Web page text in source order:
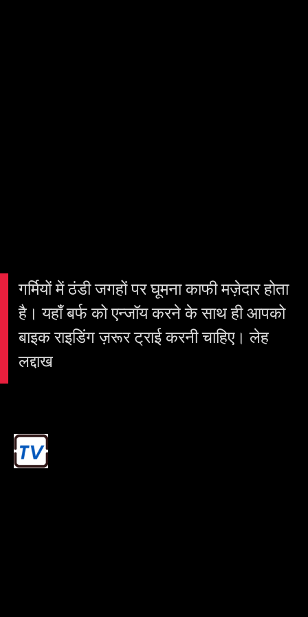
गर्मियों में ठंडी जगहों पर घूमना काफी मज़ेदार होता
है। यहाँ बर्फ को एन्जॉय करने के साथ ही आपको
बाइक राइडिंग ज़रूर ट्राई करनी चाहिए। लेह
लद्दाख